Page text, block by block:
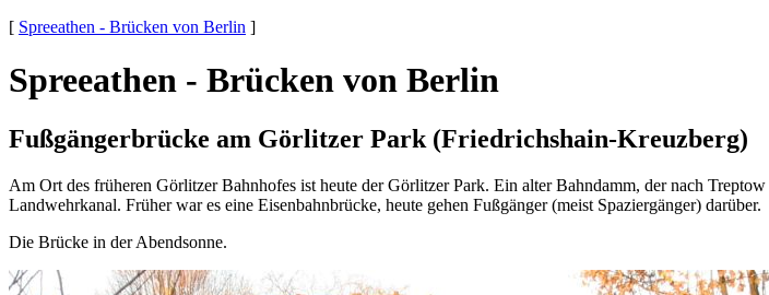
[ Spreeathen - Brücken von Berlin ]
Spreeathen - Brücken von Berlin
Fußgängerbrücke am Görlitzer Park (Friedrichshain-Kreuzberg)
Am Ort des früheren Görlitzer Bahnhofes ist heute der Görlitzer Park. Ein alter Bahndamm, der nach
Landwehrkanal. Früher war es eine Eisenbahnbrücke, heute gehen Fußgänger (meist Spaziergänger) darüber.
Die Brücke in der Abendsonne.